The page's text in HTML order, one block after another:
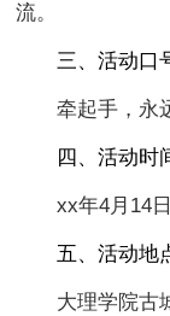
流。
三、活动口
牵起手，永
四、活动时
xx年4月14日
五、活动地
大理学院古